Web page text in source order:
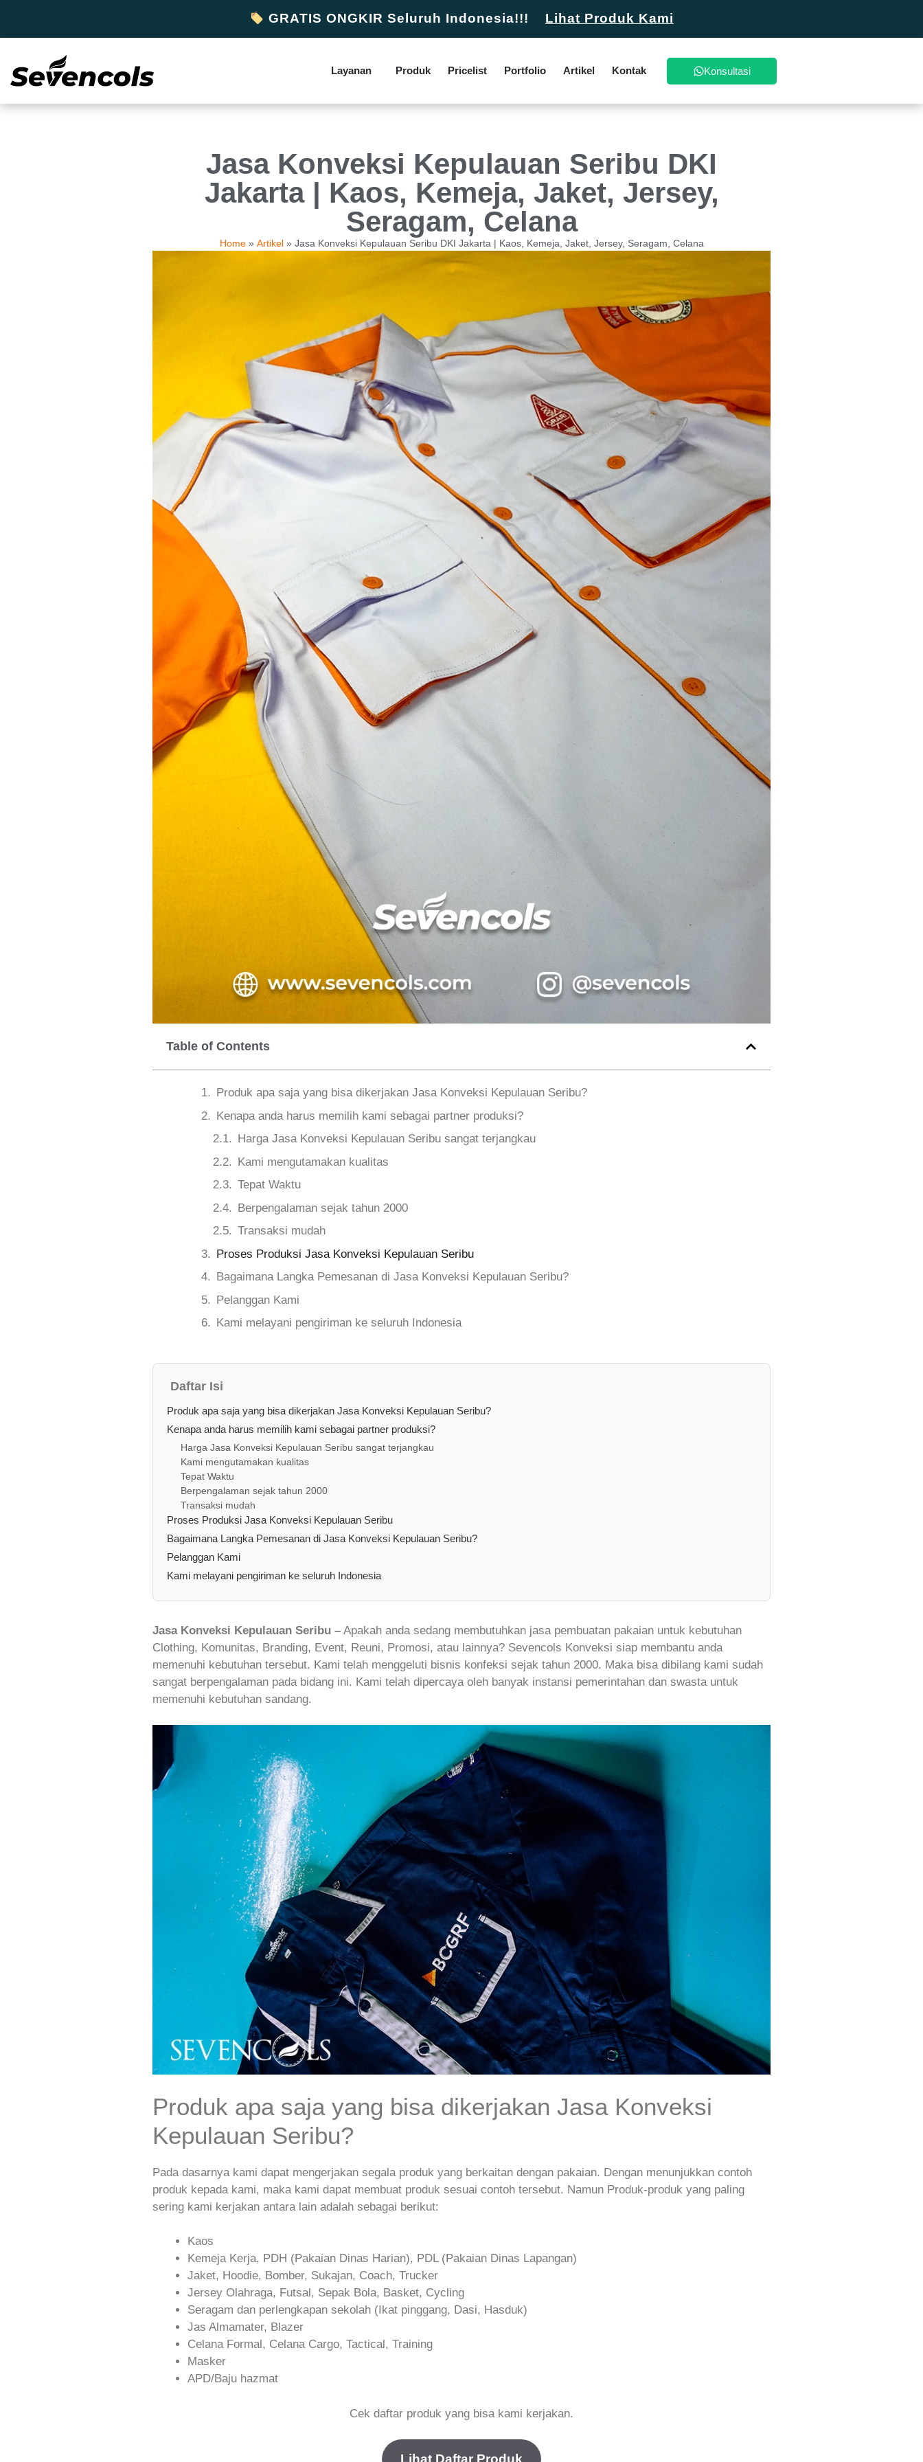
GRATIS ONGKIR Seluruh Indonesia!!! Lihat Produk Kami
Layanan Produk Pricelist Portfolio Artikel Kontak Konsultasi
Jasa Konveksi Kepulauan Seribu DKI
Jakarta | Kaos, Kemeja, Jaket, Jersey,
Seragam, Celana
Home» Artikel» Jasa Konveksi Kepulauan Seribu DKI Jakarta | Kaos, Kemeja, Jaket, Jersey, Seragam, Celana
Table of Contents
Produk apa saja yang bisa dikerjakan Jasa Konveksi Kepulauan Seribu?
Kenapa anda harus memilih kami sebagai partner produksi?
Harga Jasa Konveksi Kepulauan Seribu sangat terjangkau
Kami mengutamakan kualitas
Tepat Waktu
Berpengalaman sejak tahun 2000
Transaksi mudah
Proses Produksi Jasa Konveksi Kepulauan Seribu
Bagaimana Langka Pemesanan di Jasa Konveksi Kepulauan Seribu?
Pelanggan Kami
Kami melayani pengiriman ke seluruh Indonesia
Daftar Isi
Produk apa saja yang bisa dikerjakan Jasa Konveksi Kepulauan Seribu?
Kenapa anda harus memilih kami sebagai partner produksi?
Harga Jasa Konveksi Kepulauan Seribu sangat terjangkau
Kami mengutamakan kualitas
Tepat Waktu
Berpengalaman sejak tahun 2000
Transaksi mudah
Proses Produksi Jasa Konveksi Kepulauan Seribu
Bagaimana Langka Pemesanan di Jasa Konveksi Kepulauan Seribu?
Pelanggan Kami
Kami melayani pengiriman ke seluruh Indonesia
Jasa Konveksi Kepulauan Seribu – Apakah anda sedang membutuhkan jasa pembuatan pakaian untuk kebutuhan
Clothing, Komunitas, Branding, Event, Reuni, Promosi, atau lainnya? Sevencols Konveksi siap membantu anda
memenuhi kebutuhan tersebut. Kami telah menggeluti bisnis konfeksi sejak tahun 2000. Maka bisa dibilang kami sudah
sangat berpengalaman pada bidang ini. Kami telah dipercaya oleh banyak instansi pemerintahan dan swasta untuk
memenuhi kebutuhan sandang.
Produk apa saja yang bisa dikerjakan Jasa Konveksi
Kepulauan Seribu?
Pada dasarnya kami dapat mengerjakan segala produk yang berkaitan dengan pakaian. Dengan menunjukkan contoh
produk kepada kami, maka kami dapat membuat produk sesuai contoh tersebut. Namun Produk-produk yang paling
sering kami kerjakan antara lain adalah sebagai berikut:
Kaos
Kemeja Kerja, PDH (Pakaian Dinas Harian), PDL (Pakaian Dinas Lapangan)
Jaket, Hoodie, Bomber, Sukajan, Coach, Trucker
Jersey Olahraga, Futsal, Sepak Bola, Basket, Cycling
Seragam dan perlengkapan sekolah (Ikat pinggang, Dasi, Hasduk)
Jas Almamater, Blazer
Celana Formal, Celana Cargo, Tactical, Training
Masker
APD/Baju hazmat
Cek daftar produk yang bisa kami kerjakan.
Lihat Daftar Produk